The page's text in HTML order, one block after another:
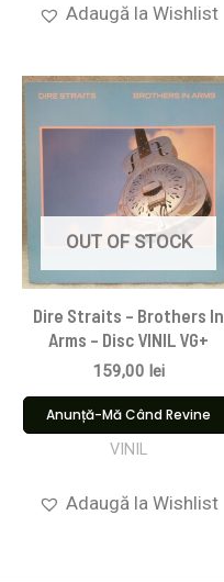
Adaugă la Wishlist
OUT OF STOCK
Dire Straits ‎– Brothers In
Arms – Disc VINIL VG+
159,00 lei
Anunță-Mă Când Revine
VINIL
Adaugă la Wishlist